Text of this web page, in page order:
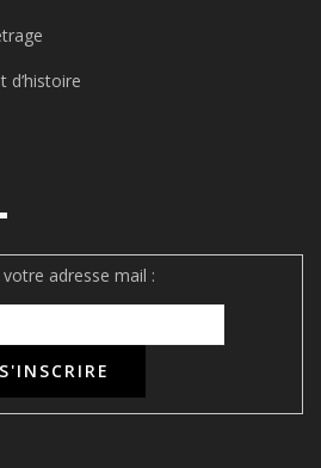
d’histoire
votre adresse mail :